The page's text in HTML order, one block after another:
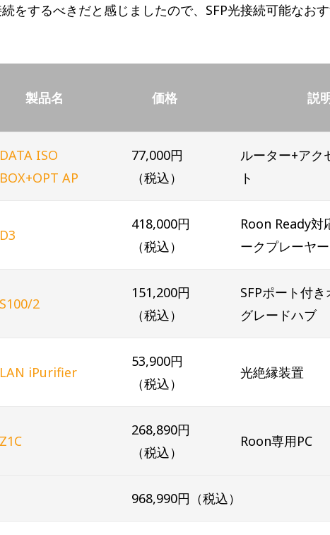
をするべきだと感じましたので、SFP光接続可能なお
製品名 価格 説
DATA ISO
BOX+OPT AP
77,000円
（税込）
ルーター+アク
ト
D3
418,000円
（税込）
Roon Ready対
ークプレーヤー
S100/2
151,200円
（税込）
SFPポート付
グレードハブ
LAN iPurifier
53,900円
（税込）
光絶縁装置
Z1C
268,890円
（税込）
Roon専用PC
968,990円（税込）